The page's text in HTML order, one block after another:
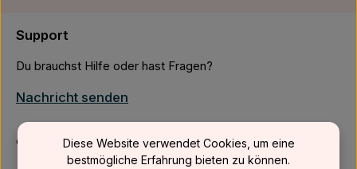
Support
Du brauchst Hilfe oder hast Fragen?
Nachricht senden
oder über unserKontaktformular.
Diese Website verwendet Cookies, um eine
bestmögliche Erfahrung bieten zu können.